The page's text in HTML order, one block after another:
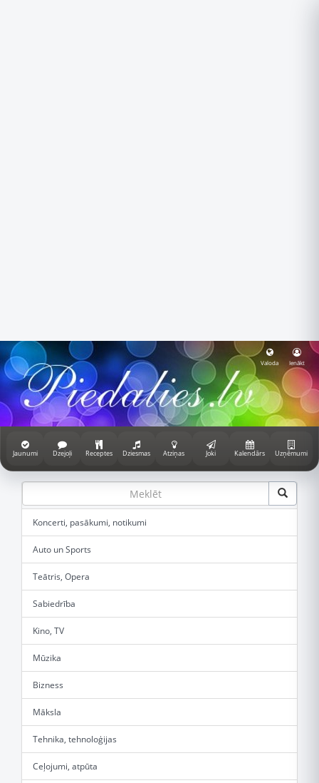
Valoda Ienākt
Jaunumi Dzejoļi Receptes Dziesmas Atziņas Joki Kalendārs Uzņēmumi
Koncerti, pasākumi, notikumi
Auto un Sports
Teātris, Opera
Sabiedrība
Kino, TV
Mūzika
Bizness
Māksla
Tehnika, tehnoloģijas
Ceļojumi, atpūta